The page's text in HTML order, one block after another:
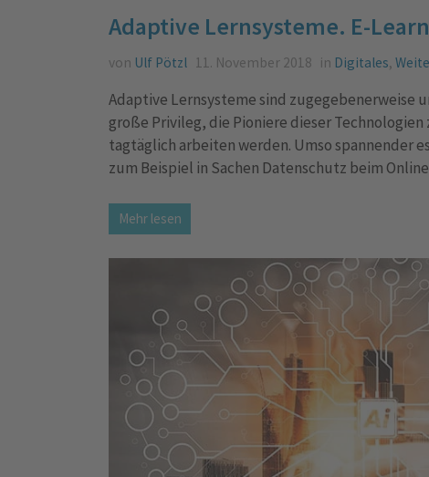
Adaptive Lernsysteme. E-
von Ulf Pötzl 11. November 2018 in Digitales,
Adaptive Lernsysteme sind zugegebenerweise
große Privileg, die Pioniere dieser
tagtäglich arbeiten werden. Umso spannender
zum Beispiel in Sachen Datenschutz beim
Mehr lesen